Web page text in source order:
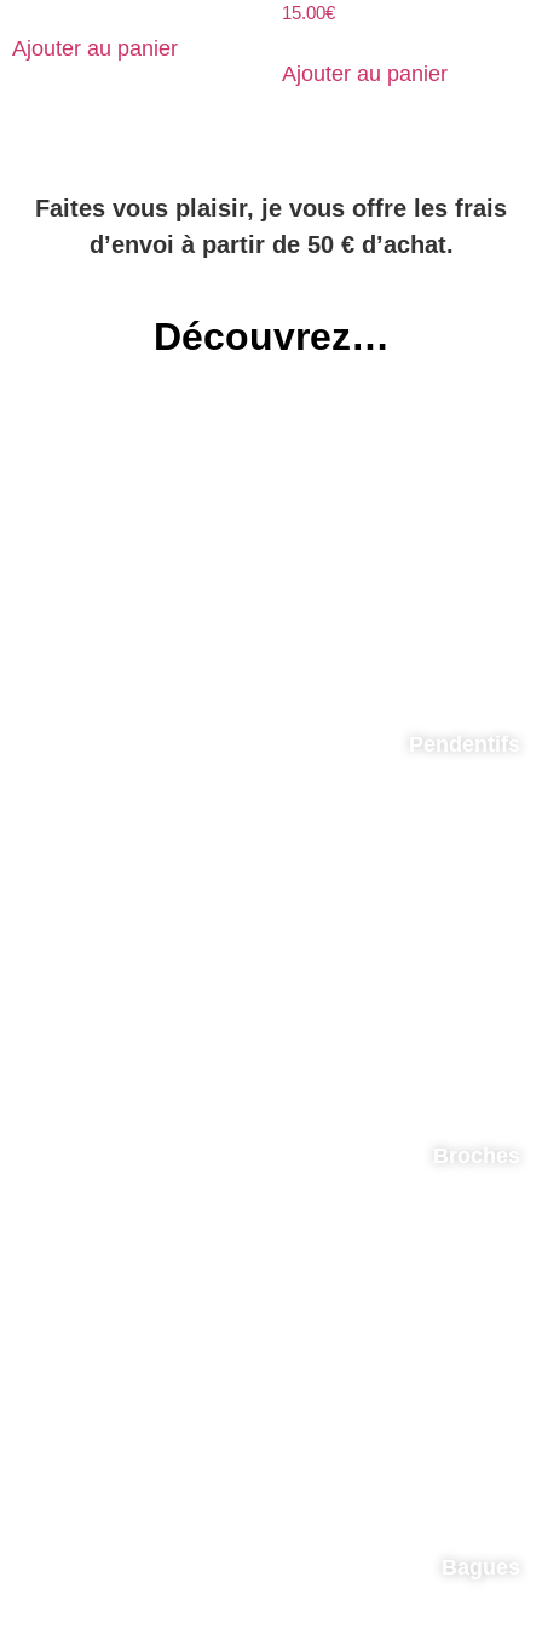
Ajouter au panier
15.00€
Ajouter au panier
Faites vous plaisir, je vous offre les frais
d’envoi à partir de 50 € d’achat.
Découvrez…
Pendentifs
Broches
Bagues